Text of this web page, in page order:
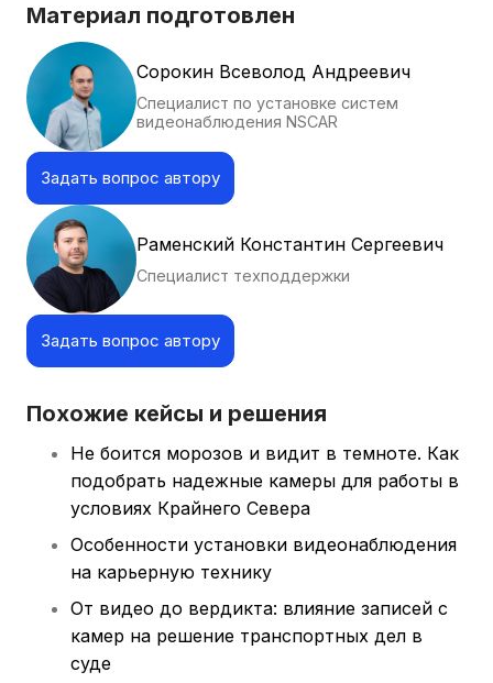
Материал подготовлен
Сорокин Всеволод Андреевич
Специалист по установке систем
видеонаблюдения NSCAR
Задать вопрос автору
Раменский Константин Сергеевич
Специалист техподдержки
Задать вопрос автору
Похожие кейсы и решения
Не боится морозов и видит в темноте. Как
подобрать надежные камеры для работы в
условиях Крайнего Севера
Особенности установки видеонаблюдения
на карьерную технику
От видео до вердикта: влияние записей с
камер на решение транспортных дел в
суде